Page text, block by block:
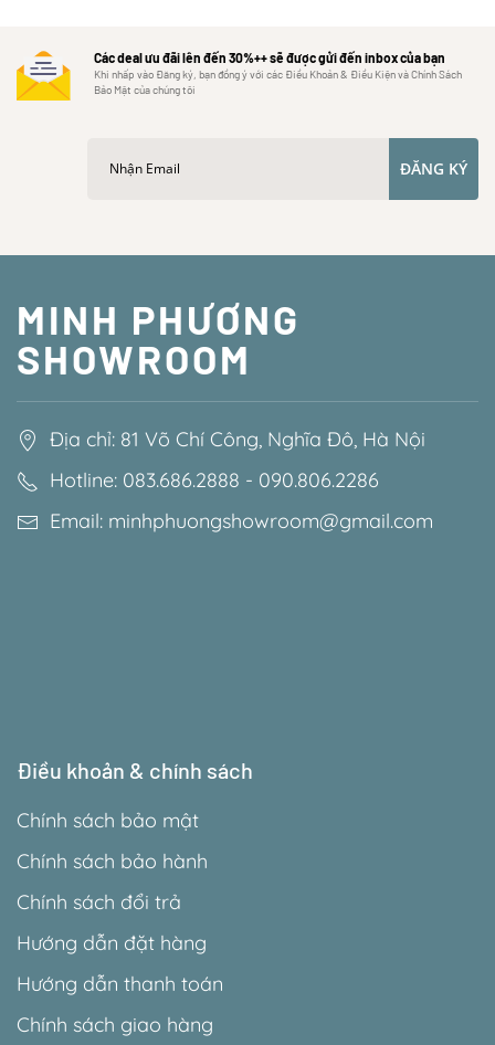
Các deal ưu đãi lên đến 30%++ sẽ được gửi đến inbox của bạn
Khi nhấp vào Đăng ký, bạn đồng ý với các Điều Khoản & Điều Kiện và Chính Sách
Bảo Mật của chúng tôi
ĐĂNG KÝ
MINH PHƯƠNG
SHOWROOM
Địa chỉ: 81 Võ Chí Công, Nghĩa Đô, Hà Nội
Hotline: 083.686.2888 - 090.806.2286
Email: minhphuongshowroom@gmail.com
Điều khoản & chính sách
Chính sách bảo mật
Chính sách bảo hành
Chính sách đổi trả
Hướng dẫn đặt hàng
Hướng dẫn thanh toán
Chính sách giao hàng